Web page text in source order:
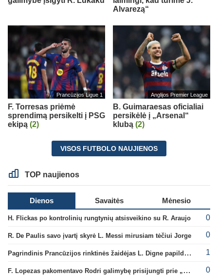
Alvarezą“
Prancūzijos Ligue 1
F. Torresas priėmė
sprendimą persikelti į PSG
ekipą (2)
Anglijos Premier League
B. Guimaraesas oficialiai
persikėlė į „Arsenal“
klubą (2)
VISOS FUTBOLO NAUJIENOS
TOP naujienos
Dienos Savaitės Mėnesio
H. Flickas po kontrolinių rungtynių atsisveikino su R. Araujo 0
R. De Paulis savo įvartį skyrė L. Messi mirusiam tėčiui Jorge 0
Pagrindinis Prancūzijos rinktinės žaidėjas L. Digne papildė PSG gretas 1
F. Lopezas pakomentavo Rodri galimybę prisijungti prie „Barcelona“ ekipos 0